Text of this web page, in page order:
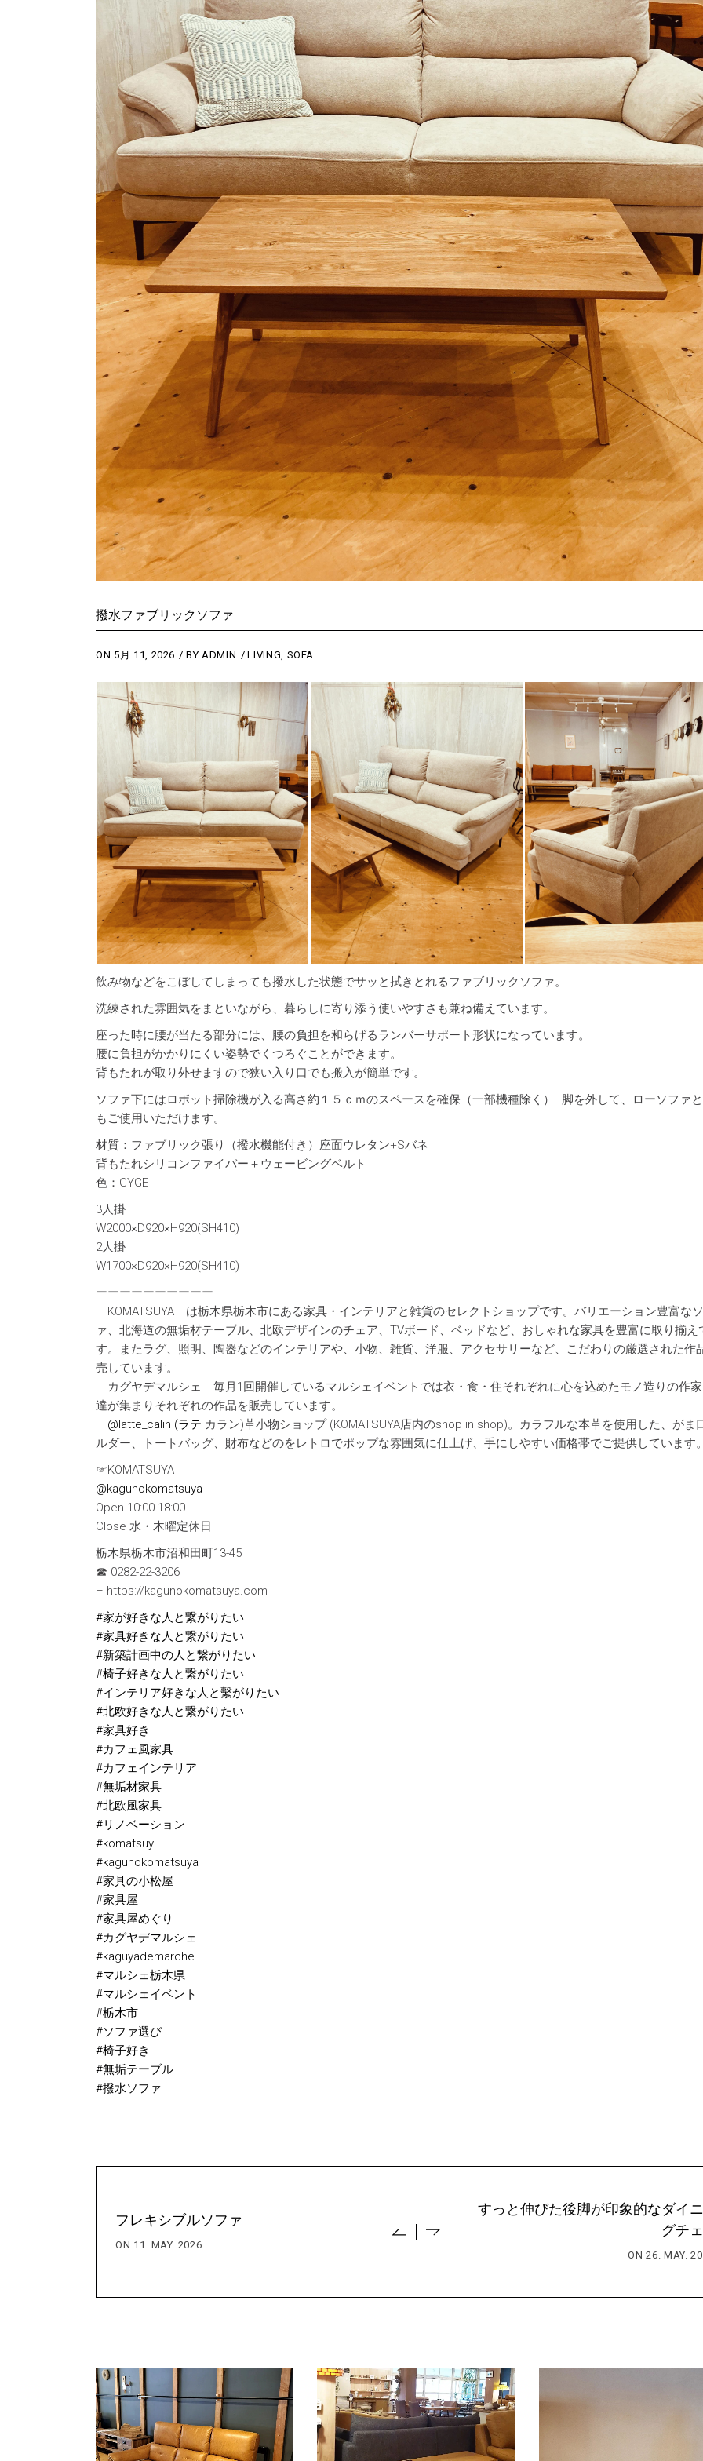
撥水ファブリックソファ
ON 5月 11, 2026 BYADMIN LIVING, SOFA
飲み物などをこぼしてしまっても撥水した状態でサッと拭きとれるファブリックソファ。
洗練された雰囲気をまといながら、暮らしに寄り添う使いやすさも兼ね備えています。
座った時に腰が当たる部分には、腰の負担を和らげるランバーサポート形状になっています。
腰に負担がかかりにくい姿勢でくつろぐことができます。
背もたれが取り外せますので狭い入り口でも搬入が簡単です。
ソファ下にはロボット掃除機が入る高さ約１５ｃｍのスペースを確保（一部機種除く） 脚を外して、ローソファ
もご使用いただけます。
材質：ファブリック張り（撥水機能付き）座面ウレタン+Sバネ
背もたれシリコンファイバー＋ウェービングベルト
色：GYGE
3人掛
W2000×D920×H920(SH410)
2人掛
W1700×D920×H920(SH410)
ーーーーーーーーーー
KOMATSUYA は栃木県栃木市にある家具・インテリアと雑貨のセレクトショップです。バリエーション豊富な
ァ、北海道の無垢材テーブル、北欧デザインのチェア、TVボード、ベッドなど、おしゃれな家具を豊富に取り揃え
す。またラグ、照明、陶器などのインテリアや、小物、雑貨、洋服、アクセサリーなど、こだわりの厳選された作
売しています。
カグヤデマルシェ 毎月1回開催しているマルシェイベントでは衣・食・住それぞれに心を込めたモノ造りの作
達が集まりそれぞれの作品を販売しています。
@latte_calin (ラテ カラン)革小物ショップ (KOMATSUYA店内のshop in shop)。カラフルな本革を使用した、がま
ルダー、トートバッグ、財布などのをレトロでポップな雰囲気に仕上げ、手にしやすい価格帯でご提供しています。
☞KOMATSUYA
@kagunokomatsuya
Open 10:00-18:00
Close 水・木曜定休日
栃木県栃木市沼和田町13-45
☎︎ 0282-22-3206
– https://kagunokomatsuya.com
#家が好きな人と繋がりたい
#家具好きな人と繋がりたい
#新築計画中の人と繋がりたい
#椅子好きな人と繋がりたい
#インテリア好きな人と繫がりたい
#北欧好きな人と繋がりたい
#家具好き
#カフェ風家具
#カフェインテリア
#無垢材家具
#北欧風家具
#リノベーション
#komatsuy
#kagunokomatsuya
#家具の小松屋
#家具屋
#家具屋めぐり
#カグヤデマルシェ
#kaguyademarche
#マルシェ栃木県
#マルシェイベント
#栃木市
#ソファ選び
#椅子好き
#無垢テーブル
#撥水ソファ
フレキシブルソファ
ON 11. MAY. 2026.
すっと伸びた後脚が印象的なダイ
グチ
ON 26. MAY.